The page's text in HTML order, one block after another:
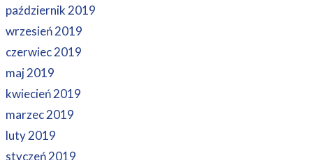
październik 2019
wrzesień 2019
czerwiec 2019
maj 2019
kwiecień 2019
marzec 2019
luty 2019
styczeń 2019